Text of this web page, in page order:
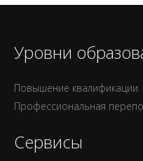
Уровни
Повышение квалификации
Профессиональная
Сервисы